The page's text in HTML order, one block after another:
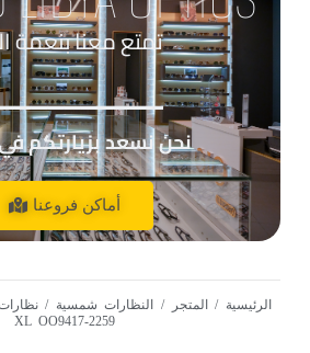
تمتع معنا بنعمة
نحن نسعد بزيارتكم
أماكن فروعنا
الرئيسية / المتجر / النظارات شمسية /
XL OO9417-2259